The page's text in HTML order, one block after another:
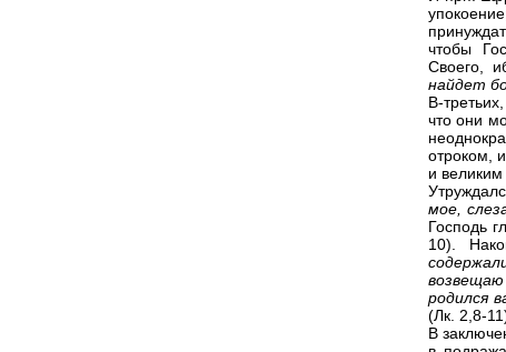
чтобы
Своего,
найдет
В-
что они
отроком,
и великим
мое,
Господь
10).
родился
(Лк. 2,8-
В